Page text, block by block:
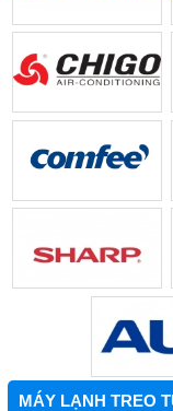
MÁY LẠNH TREO